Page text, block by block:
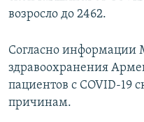
возросло до 2462.
Согласно информации
здравоохранения
пациентов с COVID-19
причинам.